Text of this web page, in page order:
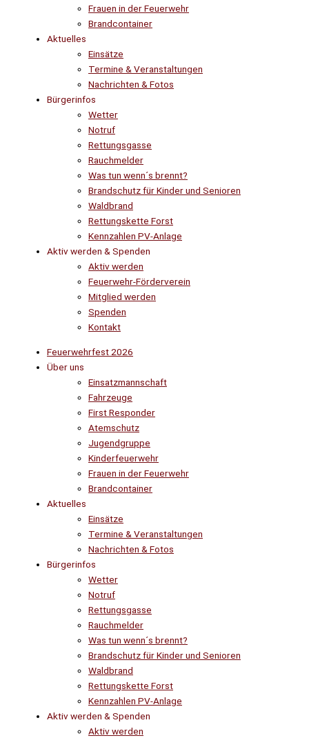
Frauen in der Feuerwehr
Brandcontainer
Aktuelles
Einsätze
Termine & Veranstaltungen
Nachrichten & Fotos
Bürgerinfos
Wetter
Notruf
Rettungsgasse
Rauchmelder
Was tun wenn´s brennt?
Brandschutz für Kinder und Senioren
Waldbrand
Rettungskette Forst
Kennzahlen PV-Anlage
Aktiv werden & Spenden
Aktiv werden
Feuerwehr-Förderverein
Mitglied werden
Spenden
Kontakt
Feuerwehrfest 2026
Über uns
Einsatzmannschaft
Fahrzeuge
First Responder
Atemschutz
Jugendgruppe
Kinderfeuerwehr
Frauen in der Feuerwehr
Brandcontainer
Aktuelles
Einsätze
Termine & Veranstaltungen
Nachrichten & Fotos
Bürgerinfos
Wetter
Notruf
Rettungsgasse
Rauchmelder
Was tun wenn´s brennt?
Brandschutz für Kinder und Senioren
Waldbrand
Rettungskette Forst
Kennzahlen PV-Anlage
Aktiv werden & Spenden
Aktiv werden